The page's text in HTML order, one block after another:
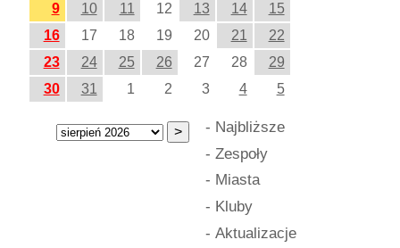
9
10 11 12 13 14
15
16
17 18 19 20 21
22
23
24 25 26 27 28
29
30
31 1 2 3 4 5
- Najbliższe
- Zespoły
- Miasta
- Kluby
- Aktualizacje